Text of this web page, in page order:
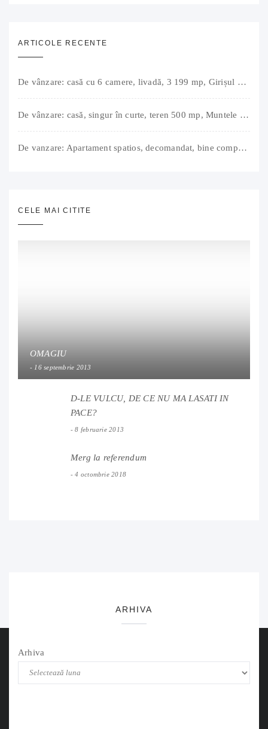
ARTICOLE RECENTE
De vânzare: casă cu 6 camere, livadă, 3 199 mp, Girișul Negru, Bihor, 42 000 Euro. Comision 0.
De vânzare: casă, singur în curte, teren 500 mp, Muntele Găina, Oradea. 157.000 € (negociabil). Comision 0.
De vanzare: Apartament spatios, decomandat, bine compartimentat, 3 camere, 2 bai, bucatarie, suprafață utilă de 64 mp + 3 balcoane (11 mp), strada Barierei, zona Dragos Voda Oradea. 89 500 E (neg). Comision 0
CELE MAI CITITE
OMAGIU
16 septembrie 2013
D-LE VULCU, DE CE NU MA LASATI IN
PACE?
8 februarie 2013
Merg la referendum
4 octombrie 2018
ARHIVA
Arhiva